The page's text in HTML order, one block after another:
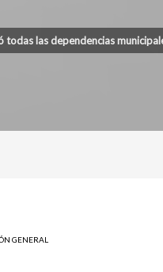
todas las dependencias
GENERAL